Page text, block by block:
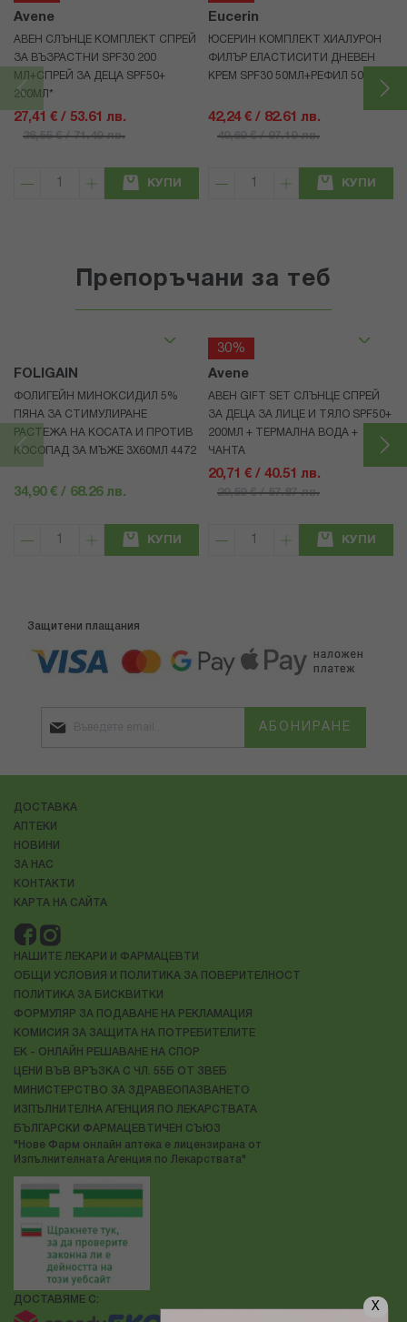
X
Avene
АВЕН СЛЪНЦЕ КОМПЛЕКТ СПРЕЙ
ЗА ВЪЗРАСТНИ SPF30 200
МЛ+СПРЕЙ ЗА ДЕЦА SPF50+
200МЛ*
27,41 € / 53.61 лв.
36,55 € / 71.49 лв.
КУПИ
Eucerin
ЮСЕРИН КОМПЛЕКТ ХИАЛУРОН
ФИЛЪР ЕЛАСТИСИТИ ДНЕВЕН
КРЕМ SPF30 50МЛ+РЕФИЛ 50МЛ
42,24 € / 82.61 лв.
49,69 € / 97.19 лв.
КУПИ
Препоръчани за теб
FOLIGAIN
ФОЛИГЕЙН МИНОКСИДИЛ 5%
ПЯНА ЗА СТИМУЛИРАНЕ
РАСТЕЖА НА КОСАТА И ПРОТИВ
КОСОПАД ЗА МЪЖЕ 3X60МЛ 4472
34,90 € / 68.26 лв.
КУПИ
30%
Avene
АВЕН GIFT SET СЛЪНЦЕ СПРЕЙ
ЗА ДЕЦА ЗА ЛИЦЕ И ТЯЛО SPF50+
200МЛ + ТЕРМАЛНА ВОДА +
ЧАНТА
20,71 € / 40.51 лв.
29,59 € / 57.87 лв.
КУПИ
Защитени плащания
АБОНИРАНЕ
ДОСТАВКА
АПТЕКИ
НОВИНИ
ЗА НАС
КОНТАКТИ
КАРТА НА САЙТА
НАШИТЕ ЛЕКАРИ И ФАРМАЦЕВТИ
ОБЩИ УСЛОВИЯ И ПОЛИТИКА ЗА ПОВЕРИТЕЛНОСТ
ПОЛИТИКА ЗА БИСКВИТКИ
ФОРМУЛЯР ЗА ПОДАВАНЕ НА РЕКЛАМАЦИЯ
КОМИСИЯ ЗА ЗАЩИТА НА ПОТРЕБИТЕЛИТЕ
ЕК - ОНЛАЙН РЕШАВАНЕ НА СПОР
ЦЕНИ ВЪВ ВРЪЗКА С ЧЛ. 55Б ОТ ЗВЕБ
МИНИСТЕРСТВО ЗА ЗДРАВЕОПАЗВАНЕТО
ИЗПЪЛНИТЕЛНА АГЕНЦИЯ ПО ЛЕКАРСТВАТА
БЪЛГАРСКИ ФАРМАЦЕВТИЧЕН СЪЮЗ
"Нове Фарм онлайн аптека е лицензирана от
Изпълнителната Агенция по Лекарствата"
ДОСТАВЯМЕ С: